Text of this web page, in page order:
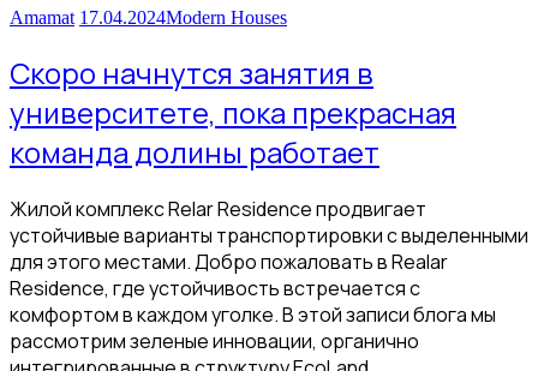
Amamat 17.04.2024Modern Houses
Скоро начнутся занятия в
университете, пока прекрасная
команда долины работает
Жилой комплекс Relar Residence продвигает
устойчивые варианты транспортировки с выделенными
для этого местами. Добро пожаловать в Realar
Residence, где устойчивость встречается с
комфортом в каждом уголке. В этой записи блога мы
рассмотрим зеленые инновации, органично